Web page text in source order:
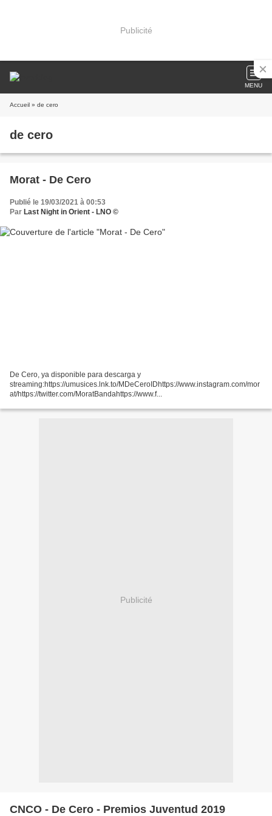
Publicité
MENU
Accueil » de cero
de cero
Morat - De Cero
Publié le 19/03/2021 à 00:53
Par Last Night in Orient - LNO ©
De Cero, ya disponible para descarga y
streaming:https://umusices.lnk.to/MDeCeroIDhttps://www.instagram.com/mor
at/https://twitter.com/MoratBandahttps://www.f...
Publicité
CNCO - De Cero - Premios Juventud 2019